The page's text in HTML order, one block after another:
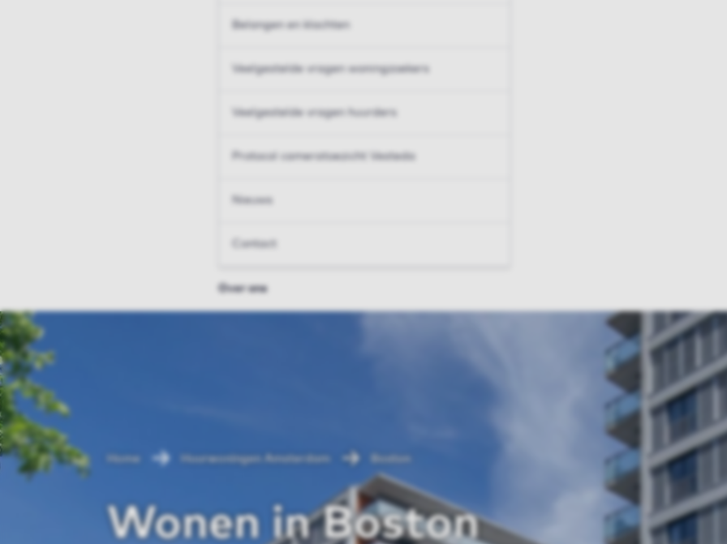
Belangen en klachten
Veelgestelde vragen woningzoekers
Veelgestelde vragen huurders
Protocol cameratoezicht Vesteda
Nieuws
Contact
Over ons
Home Huurwoningen Amsterdam
Wonen in Boston